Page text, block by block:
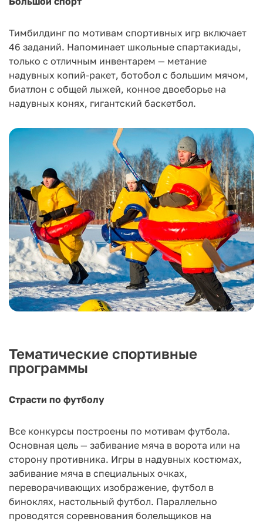
Тимбилдинг по мотивам спортивных игр включает
46 заданий. Напоминает школьные спартакиады,
только с отличным инвентарем — метание
надувных копий-ракет, ботобол с большим мячом,
биатлон с общей лыжей, конное двоеборье на
надувных конях, гигантский баскетбол.
Тематические спортивные
программы
Страсти по футболу
Все конкурсы построены по мотивам футбола.
Основная цель — забивание мяча в ворота или на
сторону противника. Игры в надувных костюмах,
забивание мяча в специальных очках,
переворачивающих изображение, футбол в
биноклях, настольный футбол. Параллельно
проводятся соревнования болельщиков на